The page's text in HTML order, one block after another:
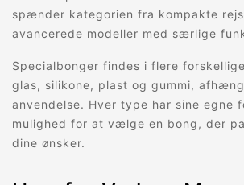
spænder kategorien fra kompakte
avancerede modeller med særlige
Specialbonger findes i flere
glas, silikone, plast og gummi,
anvendelse. Hver type har sine egne
mulighed for at vælge en bong, der
dine ønsker.